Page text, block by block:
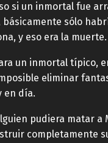
si un inmortal fue
sólo
y eso era la muerte.
un inmortal típico,
eliminar
en día.
pudiera matar a
completamente